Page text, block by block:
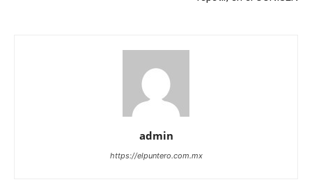
admin
https://elpuntero.com.mx